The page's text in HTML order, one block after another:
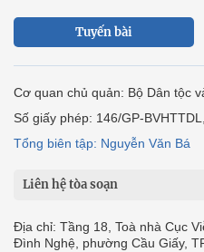
Tuyến bài
Cơ quan chủ quản: Bộ Dân tộc
Số giấy phép: 146/GP-
Tổng biên tập: Nguyễn Văn Bá
Liên hệ tòa soạn
Địa chỉ: Tầng 18, Toà nhà Cục
Đình Nghệ, phường Cầu Giấy,